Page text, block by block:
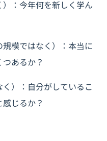
）：今年何を新しく学ん
規模ではなく）：本当に
あるか？
く）：自分がしているこ
じるか？